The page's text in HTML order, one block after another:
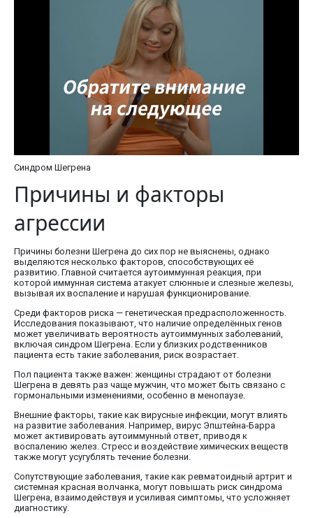
Синдром Шегрена
Причины и факторы
агрессии
Причины болезни Шегрена до сих пор не выяснены, однако
выделяются несколько факторов, способствующих её
развитию. Главной считается аутоиммунная реакция, при
которой иммунная система атакует слюнные и слезные железы,
вызывая их воспаление и нарушая функционирование.
Среди факторов риска — генетическая предрасположенность.
Исследования показывают, что наличие определённых генов
может увеличивать вероятность аутоиммунных заболеваний,
включая синдром Шегрена. Если у близких родственников
пациента есть такие заболевания, риск возрастает.
Пол пациента также важен: женщины страдают от болезни
Шегрена в девять раз чаще мужчин, что может быть связано с
гормональными изменениями, особенно в менопаузе.
Внешние факторы, такие как вирусные инфекции, могут влиять
на развитие заболевания. Например, вирус Эпштейна-Барра
может активировать аутоиммунный ответ, приводя к
воспалению желез. Стресс и воздействие химических веществ
также могут усугублять течение болезни.
Сопутствующие заболевания, такие как ревматоидный артрит и
системная красная волчанка, могут повышать риск синдрома
Шегрена, взаимодействуя и усиливая симптомы, что усложняет
диагностику.